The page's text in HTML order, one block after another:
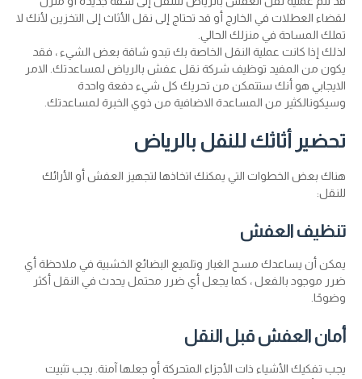
لقضاء العطلات في الخارج أو قد تحتاج إلى نقل الأثاث إلى التخزين لأنك لا
تملك المساحة في منزلك الحالي.
لذلك إذا كانت عملية النقل الخاصة بك تبدو شاقة بعض الشيء ، فقد
يكون من المفيد توظيف شركة نقل عفش بالرياض لمساعدتك. الامر
الايجابي هو أنك ستتمكن من تحريك كل شيء دفعة واحدة
وسيكونالكثير من المساعدة الاضافية من ذوي الخبرة لمساعدتك.
تحضير أثاثك للنقل بالرياض
هناك بعض الخطوات التي يمكنك اتخاذها لتجهيز العفش أو الأرائك
للنقل:
تنظيف العفش
يمكن أن يساعدك مسح الغبار وتلميع البضائع الخشبية في ملاحظة أي
ضرر موجود بالفعل ، كما يجعل أي ضرر محتمل يحدث في النقل أكثر
وضوحًا.
أمان العفش قبل النقل
يجب تفكيك الأشياء ذات الأجزاء المتحركة أو جعلها آمنة. يجب تثبيت